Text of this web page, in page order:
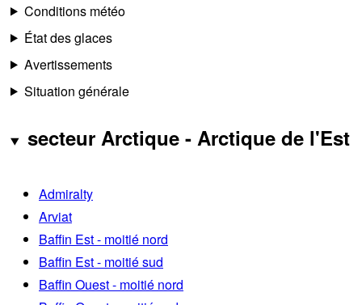
Conditions météo
État des glaces
Avertissements
Situation générale
secteur Arctique - Arctique de l'Est
Admiralty
Arviat
Baffin Est - moitié nord
Baffin Est - moitié sud
Baffin Ouest - moitié nord